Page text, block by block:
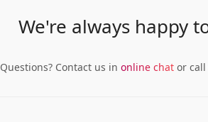
We're always happy
Questions? Contact us in online chat or call